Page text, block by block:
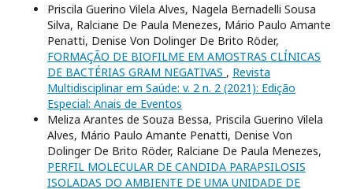
Priscila Guerino Vilela Alves, Nagela Bernadelli Sousa
Silva, Ralciane De Paula Menezes, Mário Paulo Amante
Penatti, Denise Von Dolinger De Brito Röder,
FORMAÇÃO DE BIOFILME EM AMOSTRAS CLÍNICAS
DE BACTÉRIAS GRAM NEGATIVAS , Revista
Multidisciplinar em Saúde: v. 2 n. 2 (2021): Edição
Especial: Anais de Eventos
Meliza Arantes de Souza Bessa, Priscila Guerino Vilela
Alves, Mário Paulo Amante Penatti, Denise Von
Dolinger De Brito Röder, Ralciane De Paula Menezes,
PERFIL MOLECULAR DE CANDIDA PARAPSILOSIS
ISOLADAS DO AMBIENTE DE UMA UNIDADE DE